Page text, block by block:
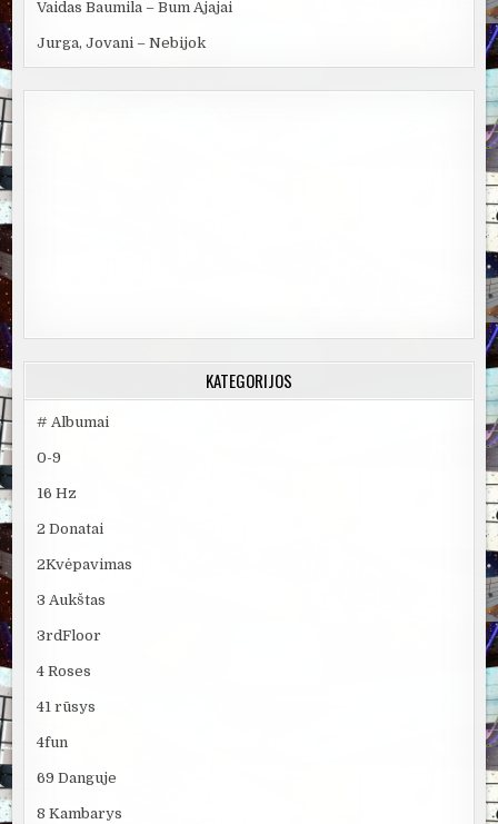
Vaidas Baumila – Bum Ajajai
Jurga, Jovani – Nebijok
KATEGORIJOS
# Albumai
0-9
16 Hz
2 Donatai
2Kvėpavimas
3 Aukštas
3rdFloor
4 Roses
41 rūsys
4fun
69 Danguje
8 Kambarys